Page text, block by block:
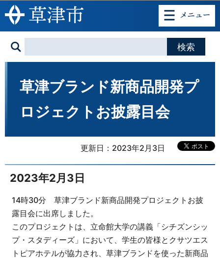
このページの本文へ移動
草津ブランド新商品開発プ
ロジェクトお披露目会
更新日：2023年2月3日
2023年2月3日
14時30分 草津ブランド新商品開発プロジェクトお披
露目会に出席しました。
このプロジェクトは、立命館大学の講義「シチズンシッ
プ・スタディーズ」において、学生の皆様とクサツエス
トピアホテルが協力され、草津ブランドを使った新商品